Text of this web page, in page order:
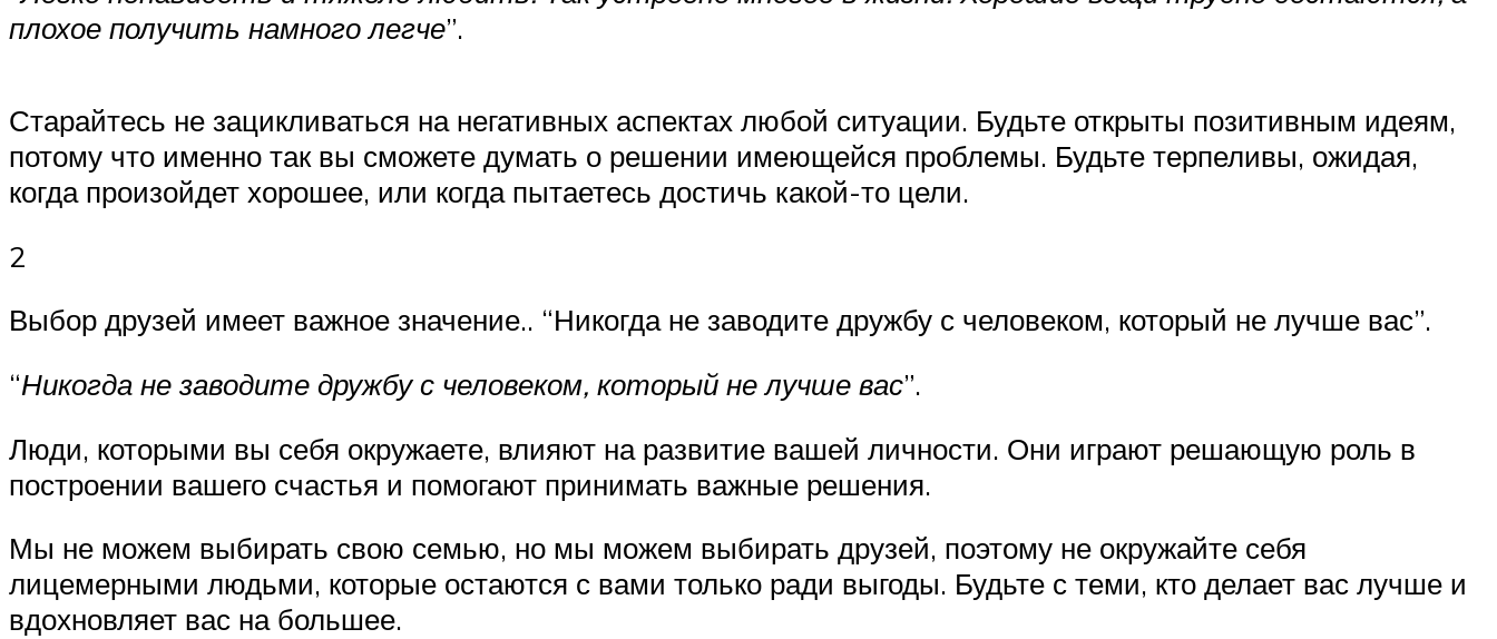
плохое получить намного легче”.
Старайтесь не зацикливаться на негативных аспектах любой ситуации. Будьте открыты позитивным идеям,
потому что именно так вы сможете думать о решении имеющейся проблемы. Будьте терпеливы, ожидая,
когда произойдет хорошее, или когда пытаетесь достичь какой-то цели.
2
Выбор друзей имеет важное значение.. “Никогда не заводите дружбу с человеком, который не лучше вас”.
“Никогда не заводите дружбу с человеком, который не лучше вас”.
Люди, которыми вы себя окружаете, влияют на развитие вашей личности. Они играют решающую роль в
построении вашего счастья и помогают принимать важные решения.
Мы не можем выбирать свою семью, но мы можем выбирать друзей, поэтому не окружайте себя
лицемерными людьми, которые остаются с вами только ради выгоды. Будьте с теми, кто делает вас лучше и
вдохновляет вас на большее.